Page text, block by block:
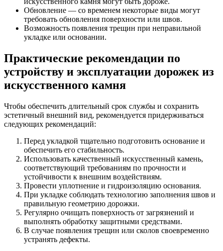
Обновление — со временем некоторые виды могут
требовать обновления поверхности или швов.
Возможность появления трещин при неправильной
укладке или основании.
Практические рекомендации по
устройству и эксплуатации дорожек из
искусственного камня
Чтобы обеспечить длительный срок службы и сохранить
эстетичный внешний вид, рекомендуется придерживаться
следующих рекомендаций:
Перед укладкой тщательно подготовить основание и
обеспечить его стабильность.
Использовать качественный искусственный камень,
соответствующий требованиям по прочности и
устойчивости к внешним воздействиям.
Провести уплотнение и гидроизоляцию основания.
При укладке соблюдать технологию заполнения швов и
правильную геометрию дорожки.
Регулярно очищать поверхность от загрязнений и
выполнять обработку защитными средствами.
В случае появления трещин или сколов своевременно
устранять дефекты.